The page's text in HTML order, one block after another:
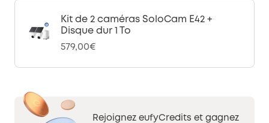
Kit de 2 caméras SoloCam E42 +
Disque dur 1 To
579,00€
Rejoignez eufyCredits et gagnez